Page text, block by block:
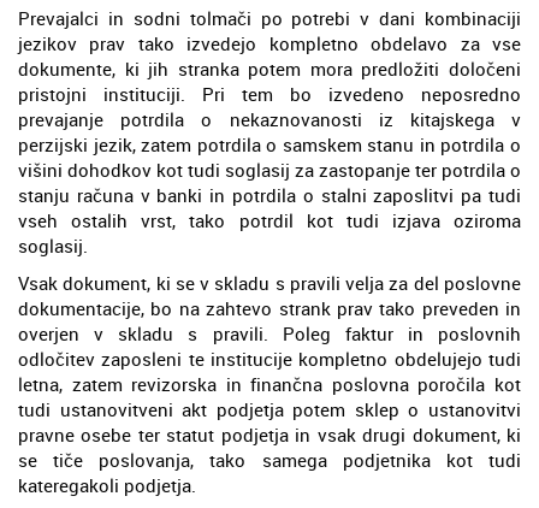
Prevajalci in sodni tolmači po potrebi v dani kombinaciji
jezikov prav tako izvedejo kompletno obdelavo za vse
dokumente, ki jih stranka potem mora predložiti določeni
pristojni instituciji. Pri tem bo izvedeno neposredno
prevajanje potrdila o nekaznovanosti iz kitajskega v
perzijski jezik, zatem potrdila o samskem stanu in potrdila o
višini dohodkov kot tudi soglasij za zastopanje ter potrdila o
stanju računa v banki in potrdila o stalni zaposlitvi pa tudi
vseh ostalih vrst, tako potrdil kot tudi izjava oziroma
soglasij.
Vsak dokument, ki se v skladu s pravili velja za del poslovne
dokumentacije, bo na zahtevo strank prav tako preveden in
overjen v skladu s pravili. Poleg faktur in poslovnih
odločitev zaposleni te institucije kompletno obdelujejo tudi
letna, zatem revizorska in finančna poslovna poročila kot
tudi ustanovitveni akt podjetja potem sklep o ustanovitvi
pravne osebe ter statut podjetja in vsak drugi dokument, ki
se tiče poslovanja, tako samega podjetnika kot tudi
kateregakoli podjetja.